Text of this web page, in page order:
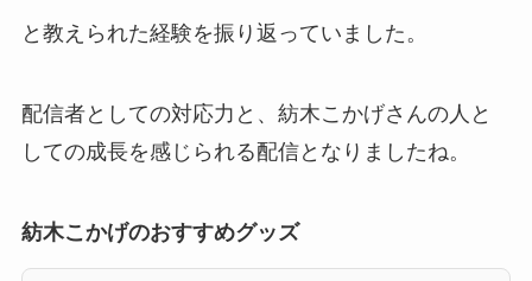
と教えられた経験を振り返っていました。
配信者としての対応力と、紡木こかげさんの人と
しての成長を感じられる配信となりましたね。
紡木こかげのおすすめグッズ